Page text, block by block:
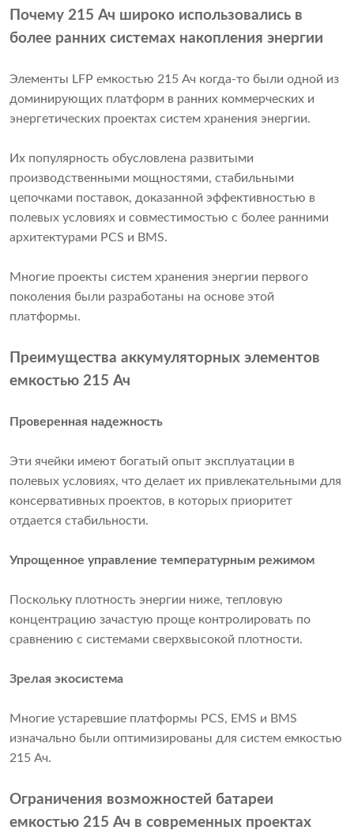
Почему 215 Ач широко использовались в
более ранних системах накопления энергии
Элементы LFP емкостью 215 Ач когда-то были одной из
доминирующих платформ в ранних коммерческих и
энергетических проектах систем хранения энергии.
Их популярность обусловлена ​​развитыми
производственными мощностями, стабильными
цепочками поставок, доказанной эффективностью в
полевых условиях и совместимостью с более ранними
архитектурами PCS и BMS.
Многие проекты систем хранения энергии первого
поколения были разработаны на основе этой
платформы.
Преимущества аккумуляторных элементов
емкостью 215 Ач
Проверенная надежность
Эти ячейки имеют богатый опыт эксплуатации в
полевых условиях, что делает их привлекательными для
консервативных проектов, в которых приоритет
отдается стабильности.
Упрощенное управление температурным режимом
Поскольку плотность энергии ниже, тепловую
концентрацию зачастую проще контролировать по
сравнению с системами сверхвысокой плотности.
Зрелая экосистема
Многие устаревшие платформы PCS, EMS и BMS
изначально были оптимизированы для систем емкостью
215 Ач.
Ограничения возможностей батареи
емкостью 215 Ач в современных проектах